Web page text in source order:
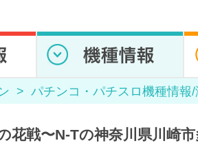
パチンコ・パチスロ機種情報
花戦〜N-Tの神奈川県川崎